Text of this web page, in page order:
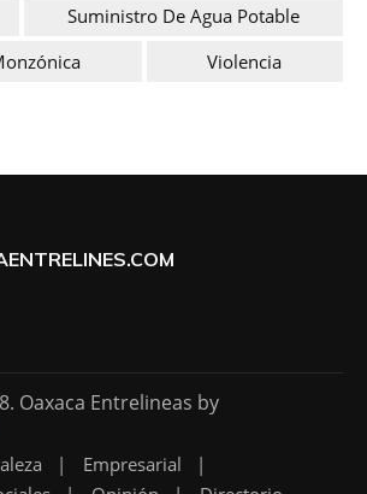
Suministro De Agua Potable
Violencia
Oaxaca Entrelineas by
Empresarial